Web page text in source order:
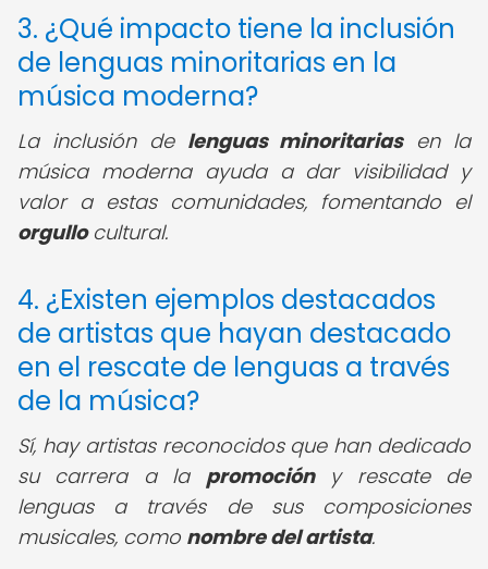
3. ¿Qué impacto tiene la inclusión
de lenguas minoritarias en la
música moderna?
La inclusión de lenguas minoritariasen la
música moderna ayuda a dar visibilidad y
valor a estas comunidades, fomentando el
orgullocultural.
4. ¿Existen ejemplos destacados
de artistas que hayan destacado
en el rescate de lenguas a través
de la música?
Sí, hay artistas reconocidos que han dedicado
su carrera a la promocióny rescate de
lenguas a través de sus composiciones
musicales, como nombre del artista.